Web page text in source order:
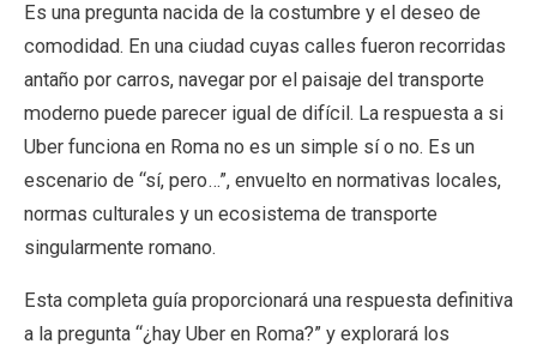
Es una pregunta nacida de la costumbre y el deseo de
comodidad. En una ciudad cuyas calles fueron recorridas
antaño por carros, navegar por el paisaje del transporte
moderno puede parecer igual de difícil. La respuesta a si
Uber funciona en Roma no es un simple sí o no. Es un
escenario de “sí, pero…”, envuelto en normativas locales,
normas culturales y un ecosistema de transporte
singularmente romano.
Esta completa guía proporcionará una respuesta definitiva
a la pregunta “¿hay Uber en Roma?” y explorará los